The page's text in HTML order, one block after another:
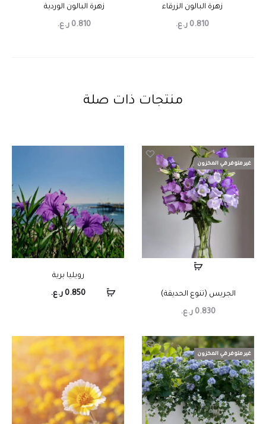
زهرة البالون الزرقاء
0.810 ر.ع.
زهرة البالون الوردية
0.810 ر.ع.
منتجات ذات صلة
غير متوفر في المخزون
الجريس (تنوع الحديقة)
0.830 ر.ع.
رويليا برية
0.850 ر.ع.
غير متوفر في المخزون